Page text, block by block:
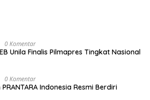
0 Komentar
Unila Finalis Pilmapres Tingkat Nasional
0 Komentar
PRANTARA Indonesia Resmi Berdiri